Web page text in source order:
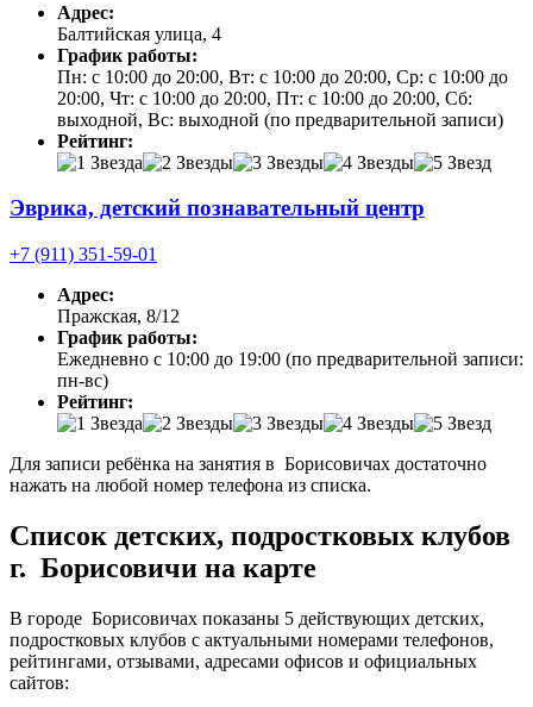
Адрес:
Балтийская улица, 4
График работы:
Пн: с 10:00 до 20:00, Вт: с 10:00 до 20:00, Ср: с 10:00 до
20:00, Чт: с 10:00 до 20:00, Пт: с 10:00 до 20:00, Сб:
выходной, Вс: выходной (по предварительной записи)
Рейтинг:
Эврика, детский познавательный центр
+7 (911) 351-59-01
Адрес:
Пражская, 8/12
График работы:
Ежедневно с 10:00 до 19:00 (по предварительной записи:
пн-вс)
Рейтинг:
Для записи ребёнка на занятия в Борисовичах достаточно
нажать на любой номер телефона из списка.
Список детских, подростковых клубов
г. Борисовичи на карте
В городе Борисовичах показаны 5 действующих детских,
подростковых клубов с актуальными номерами телефонов,
рейтингами, отзывами, адресами офисов и официальных
сайтов: